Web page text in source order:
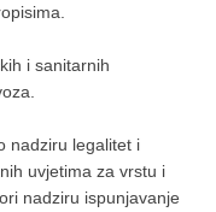
i sanitarnih
nadziru legalitet i
uvjetima za vrstu i
nadziru ispunjavanje